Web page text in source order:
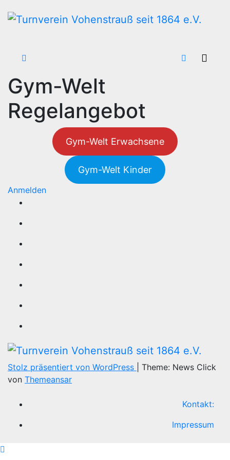
Inhalt
Gym-Welt
Regelangebot
Gym-Welt Erwachsene
Gym-Welt Kinder
Anmelden
Stolz präsentiert von WordPress
Theme: News Click
von Themeansar
Kontakt:
Impressum